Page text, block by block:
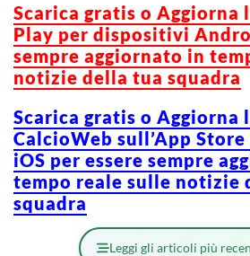
Scarica gratis o Aggiorna
Play per dispositivi
sempre aggiornato in
notizie della tua squadra
Scarica gratis o Aggiorna
CalcioWeb sull’App
iOS per essere sempre
tempo reale sulle notizie
squadra
Leggi gli articoli più